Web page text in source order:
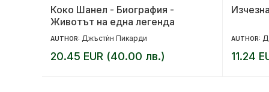
Коко Шанел - Биография -
Животът на една легенда
AUTHOR: Джъстѝн Пикарди
20.45 EUR (40.00 лв.)
AUTHOR:
11.24